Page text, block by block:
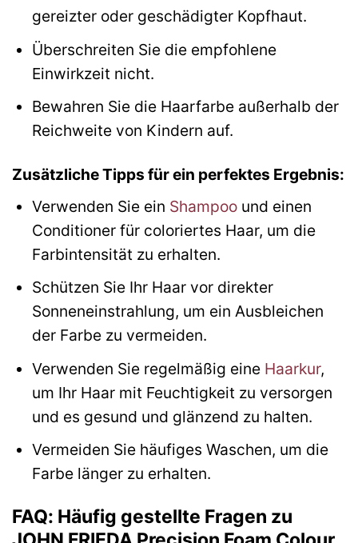
gereizter oder geschädigter Kopfhaut.
Überschreiten Sie die empfohlene
Einwirkzeit nicht.
Bewahren Sie die Haarfarbe außerhalb der
Reichweite von Kindern auf.
Zusätzliche Tipps für ein perfektes Ergebnis:
Verwenden Sie ein Shampoound einen
Conditioner für coloriertes Haar, um die
Farbintensität zu erhalten.
Schützen Sie Ihr Haar vor direkter
Sonneneinstrahlung, um ein Ausbleichen
der Farbe zu vermeiden.
Verwenden Sie regelmäßig eine Haarkur,
um Ihr Haar mit Feuchtigkeit zu versorgen
und es gesund und glänzend zu halten.
Vermeiden Sie häufiges Waschen, um die
Farbe länger zu erhalten.
FAQ: Häufig gestellte Fragen zu